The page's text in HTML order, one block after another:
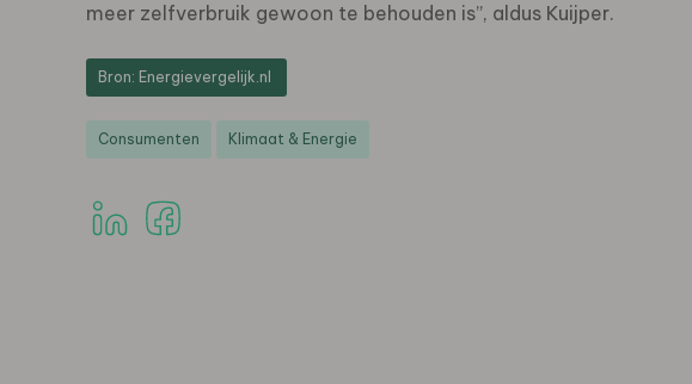
meer zelfverbruik gewoon te behouden is”, aldus Kuijper.
Bron: Energievergelijk.nl
Consumenten Klimaat & Energie